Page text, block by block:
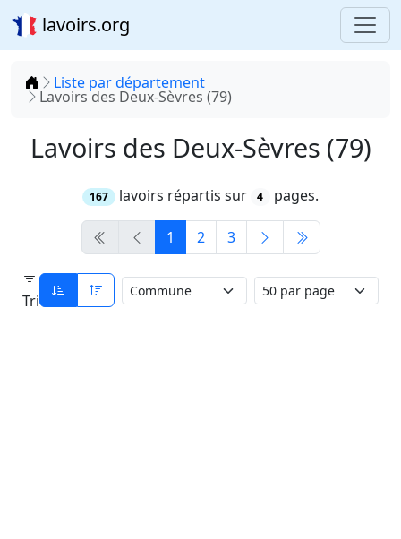
lavoirs.org
Accueil
Liste par département
Lavoirs des Deux-Sèvres (79)
Lavoirs des Deux-Sèvres (79)
167 lavoirs répartis sur 4 pages.
1 2 3
Tri